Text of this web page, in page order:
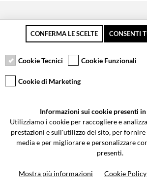
Secure payment
Free returns up to 30
Via Galileo Galilei 5 | Verano Brianza
0362-805407-info@valtermoto.com
CONFERMA LE SCELTE CONSENTI
Cookie Tecnici Cookie Funzionali
Cookie di Marketing
Informazioni sui cookie presenti
Utilizziamo i cookie per raccogliere e
prestazioni e sull'utilizzo del sito, per
media e per migliorare e personalizzare
presenti.
Mostra più informazioni Cookie Policy